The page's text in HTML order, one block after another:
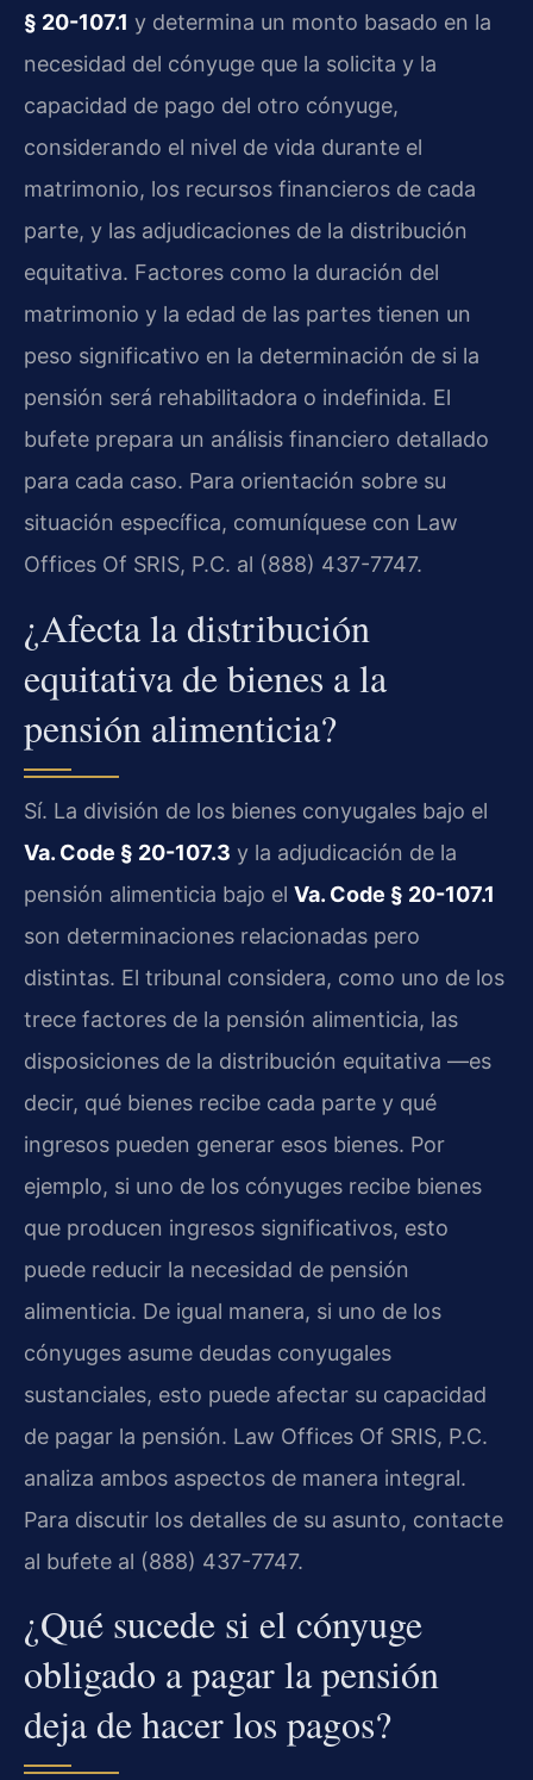
§ 20-107.1 y determina un monto basado en la
necesidad del cónyuge que la solicita y la
capacidad de pago del otro cónyuge,
considerando el nivel de vida durante el
matrimonio, los recursos financieros de cada
parte, y las adjudicaciones de la distribución
equitativa. Factores como la duración del
matrimonio y la edad de las partes tienen un
peso significativo en la determinación de si la
pensión será rehabilitadora o indefinida. El
bufete prepara un análisis financiero detallado
para cada caso. Para orientación sobre su
situación específica, comuníquese con Law
Offices Of SRIS, P.C. al (888) 437-7747.
¿Afecta la distribución
equitativa de bienes a la
pensión alimenticia?
Sí. La división de los bienes conyugales bajo el
Va. Code § 20-107.3 y la adjudicación de la
pensión alimenticia bajo el Va. Code § 20-107.1
son determinaciones relacionadas pero
distintas. El tribunal considera, como uno de los
trece factores de la pensión alimenticia, las
disposiciones de la distribución equitativa —es
decir, qué bienes recibe cada parte y qué
ingresos pueden generar esos bienes. Por
ejemplo, si uno de los cónyuges recibe bienes
que producen ingresos significativos, esto
puede reducir la necesidad de pensión
alimenticia. De igual manera, si uno de los
cónyuges asume deudas conyugales
sustanciales, esto puede afectar su capacidad
de pagar la pensión. Law Offices Of SRIS, P.C.
analiza ambos aspectos de manera integral.
Para discutir los detalles de su asunto, contacte
al bufete al (888) 437-7747.
¿Qué sucede si el cónyuge
obligado a pagar la pensión
deja de hacer los pagos?